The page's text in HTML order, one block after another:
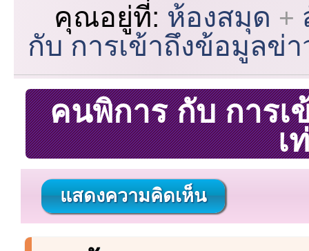
คุณอยู่ที่: ห้องสมุด
กับ การเข้าถึงข้อมูลข่า
คนพิการ กับ การเ
เ
แสดงความคิดเห็น